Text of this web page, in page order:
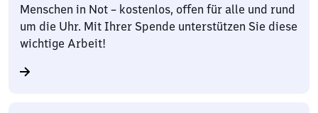
Menschen in Not – kostenlos, offen für alle und rund
um die Uhr. Mit Ihrer Spende unterstützen Sie diese
wichtige Arbeit!